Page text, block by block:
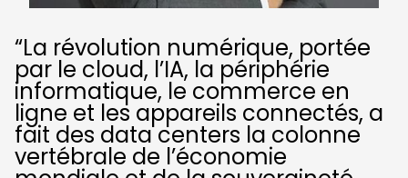
“La révolution numérique, portée
par le cloud, l’IA, la périphérie
informatique, le commerce en
ligne et les appareils connectés, a
fait des data centers la colonne
vertébrale de l’économie